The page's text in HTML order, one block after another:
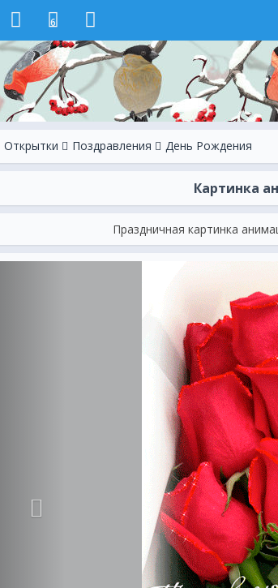
6
Открытки Поздравления День Рождения
Картинка
Праздничная картинка